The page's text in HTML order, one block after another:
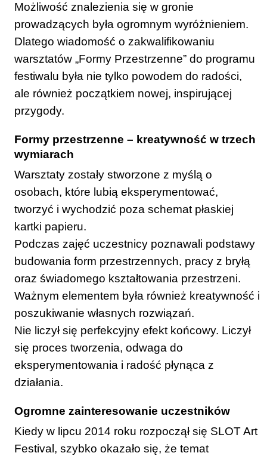
Możliwość znalezienia się w gronie
prowadzących była ogromnym wyróżnieniem.
Dlatego wiadomość o zakwalifikowaniu
warsztatów „Formy Przestrzenne” do programu
festiwalu była nie tylko powodem do radości,
ale również początkiem nowej, inspirującej
przygody.
Formy przestrzenne – kreatywność w trzech
wymiarach
Warsztaty zostały stworzone z myślą o
osobach, które lubią eksperymentować,
tworzyć i wychodzić poza schemat płaskiej
kartki papieru.
Podczas zajęć uczestnicy poznawali podstawy
budowania form przestrzennych, pracy z bryłą
oraz świadomego kształtowania przestrzeni.
Ważnym elementem była również kreatywność i
poszukiwanie własnych rozwiązań.
Nie liczył się perfekcyjny efekt końcowy. Liczył
się proces tworzenia, odwaga do
eksperymentowania i radość płynąca z
działania.
Ogromne zainteresowanie uczestników
Kiedy w lipcu 2014 roku rozpoczął się SLOT Art
Festival, szybko okazało się, że temat